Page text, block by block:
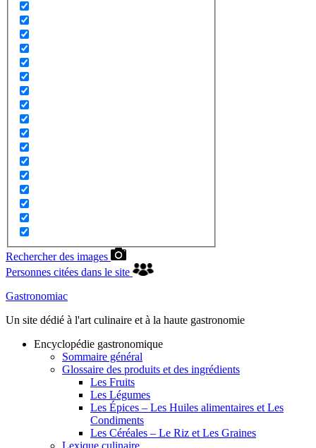
Rechercher des images
Personnes citées dans le site
Gastronomiac
Un site dédié à l'art culinaire et à la haute gastronomie
Encyclopédie gastronomique
Sommaire général
Glossaire des produits et des ingrédients
Les Fruits
Les Légumes
Les Épices – Les Huiles alimentaires et Les
Condiments
Les Céréales – Le Riz et Les Graines